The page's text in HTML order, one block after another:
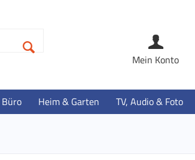
Mein Konto
Büro Heim & Garten TV, Audio & Foto